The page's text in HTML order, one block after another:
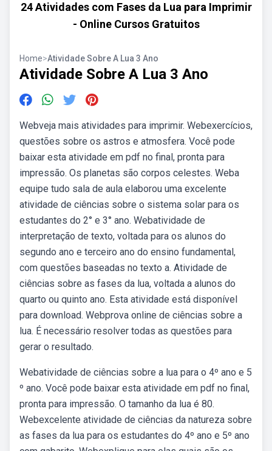
24 Atividades com Fases da Lua para Imprimir
- Online Cursos Gratuitos
Home>Atividade Sobre A Lua 3 Ano
Atividade Sobre A Lua 3 Ano
Webveja mais atividades para imprimir. Webexercícios,
questões sobre os astros e atmosfera. Você pode
baixar esta atividade em pdf no final, pronta para
impressão. Os planetas são corpos celestes. Weba
equipe tudo sala de aula elaborou uma excelente
atividade de ciências sobre o sistema solar para os
estudantes do 2° e 3° ano. Webatividade de
interpretação de texto, voltada para os alunos do
segundo ano e terceiro ano do ensino fundamental,
com questões baseadas no texto a. Atividade de
ciências sobre as fases da lua, voltada a alunos do
quarto ou quinto ano. Esta atividade está disponível
para download. Webprova online de ciências sobre a
lua. É necessário resolver todas as questões para
gerar o resultado.
Webatividade de ciências sobre a lua para o 4º ano e 5
º ano. Você pode baixar esta atividade em pdf no final,
pronta para impressão. O tamanho da lua é 80.
Webexcelente atividade de ciências da natureza sobre
as fases da lua para os estudantes do 4º ano e 5º ano